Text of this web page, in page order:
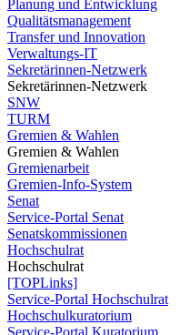
Planung und Entwicklung
Qualitätsmanagement
Transfer und Innovation
Verwaltungs-IT
Sekretärinnen-Netzwerk
Sekretärinnen-Netzwerk
SNW
TURM
Gremien & Wahlen
Gremien & Wahlen
Gremienarbeit
Gremien-Info-System
Senat
Service-Portal Senat
Senatskommissionen
Hochschulrat
Hochschulrat
[TOPLinks]
Service-Portal Hochschulrat
Hochschulkuratorium
Service-Portal Kuratorium